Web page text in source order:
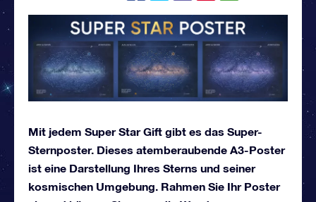
Mit jedem Super Star Gift gibt es das Super-
Sternposter. Dieses atemberaubende A3-Poster
ist eine Darstellung Ihres Sterns und seiner
kosmischen Umgebung. Rahmen Sie Ihr Poster